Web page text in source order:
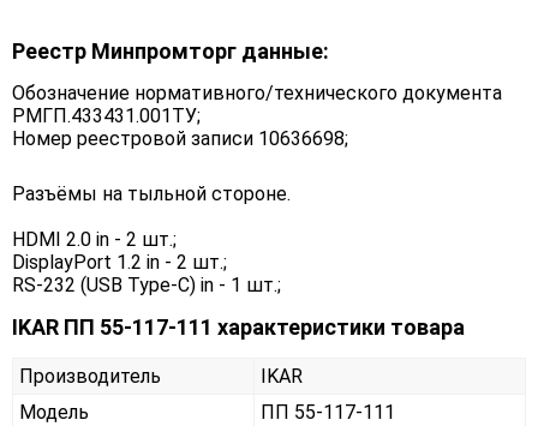
Реестр Минпромторг данные:
Обозначение нормативного/технического документа
РМГП.433431.001ТУ;
Номер реестровой записи 10636698;
Разъёмы на тыльной стороне.
HDMI 2.0 in - 2 шт.;
DisplayPort 1.2 in - 2 шт.;
RS-232 (USB Type-C) in - 1 шт.;
IKAR ПП 55-117-111 характеристики товара
Производитель
IKAR
Модель
ПП 55-117-111